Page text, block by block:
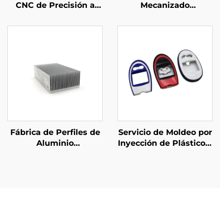
CNC de Precisión a
Aluminio Piezas de
Mecanizado
Mecanizado de
Acabado Anodizado
Fábrica de Perfiles de
Aluminio
Servicio de Moldeo por
Inyección de Plástico a